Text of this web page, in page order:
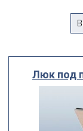
Съемные
Выберите...
Люк под